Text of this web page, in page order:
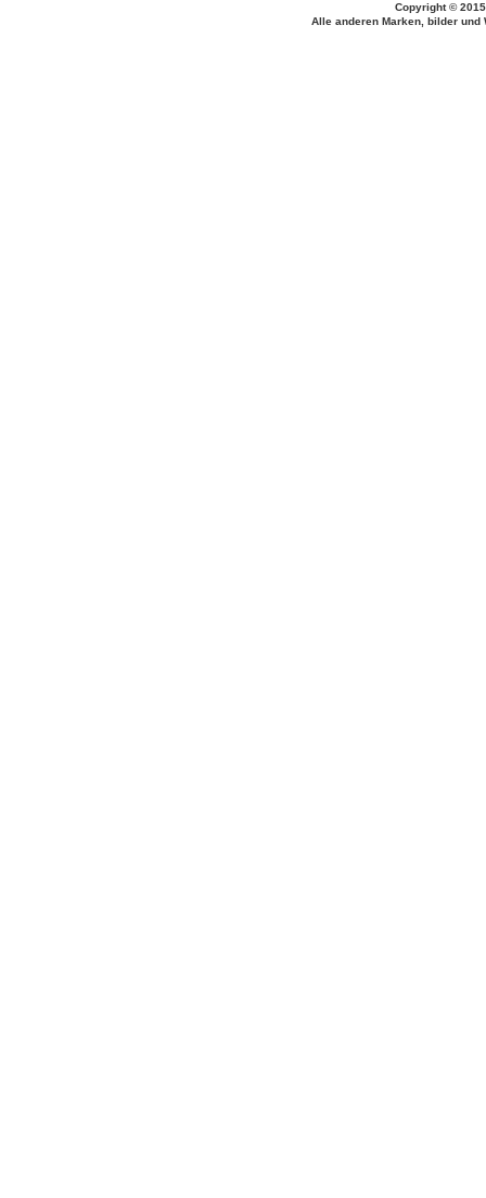
Copyright ©
Alle anderen Marken, bilder und